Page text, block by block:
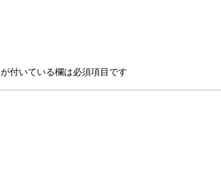
が付いている欄は必須項目です